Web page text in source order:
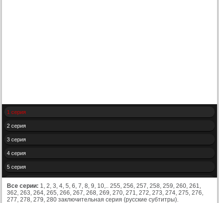
1 серия
2 серия
3 серия
4 серия
5 серия
7 серия
Все серии: 1, 2, 3, 4, 5, 6, 7, 8, 9, 10,.. 255, 256, 257, 258, 259, 260, 261,
362, 263, 264, 265, 266, 267, 268, 269, 270, 271, 272, 273, 274, 275, 276,
277, 278, 279, 280 заключительная серия (русские субтитры).